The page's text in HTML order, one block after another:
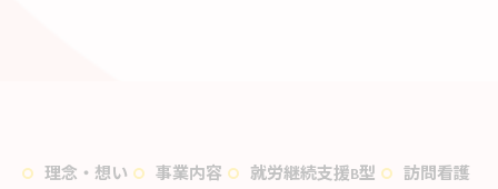
理念・想い 事業内容 就労継続支援B型
訪問看護